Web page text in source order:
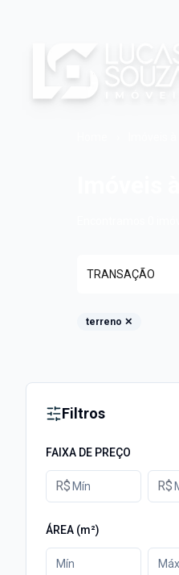
TRANSAÇÃO
terreno ✕
Filtros
FAIXA DE PREÇO
R$ R$
ÁREA (m²)